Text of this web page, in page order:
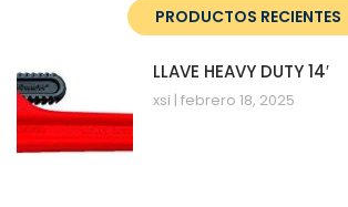
PRODUCTOS RECIENTES
LLAVE HEAVY DUTY 14′
xsi febrero 18, 2025